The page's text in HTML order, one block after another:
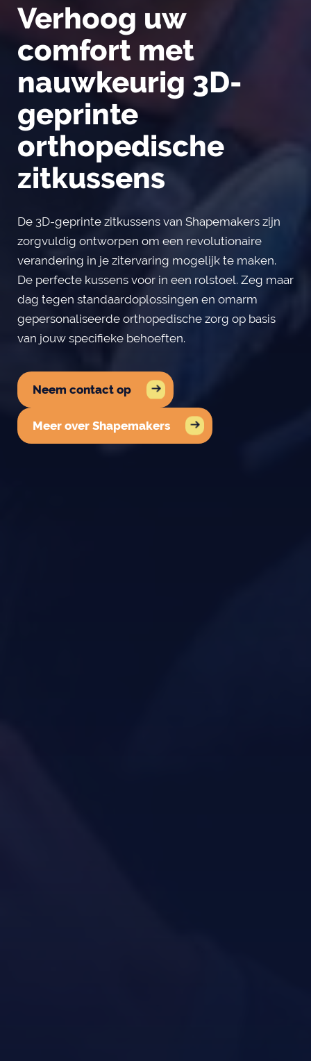
Verhoog uw
comfort met
nauwkeurig 3D-
geprinte
orthopedische
zitkussens
De 3D-geprinte zitkussens van Shapemakers zijn
zorgvuldig ontworpen om een revolutionaire
verandering in je zitervaring mogelijk te maken.
De perfecte kussens voor in een rolstoel. Zeg maar
dag tegen standaardoplossingen en omarm
gepersonaliseerde orthopedische zorg op basis
van jouw specifieke behoeften.
Neem contact op
Meer over Shapemakers